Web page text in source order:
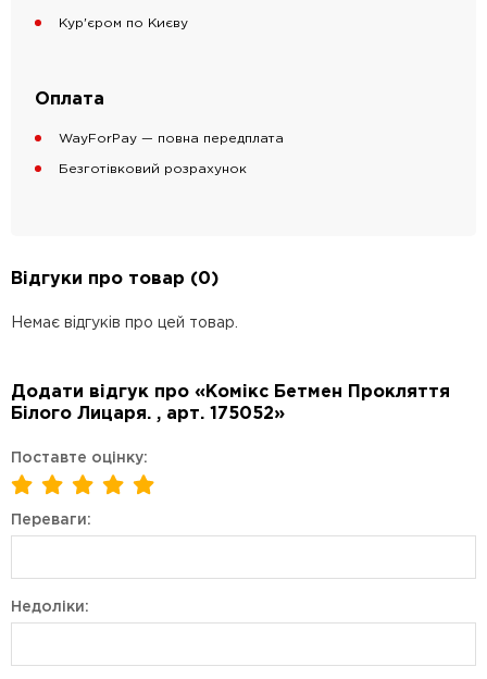
Кур'єром по Києву
Оплата
WayForPay — повна передплата
Безготівковий розрахунок
Відгуки про товар (0)
Немає відгуків про цей товар.
Додати відгук про «Комікс Бетмен Прокляття
Білого Лицаря. , арт. 175052»
Поставте оцінку:
Переваги:
Недоліки: